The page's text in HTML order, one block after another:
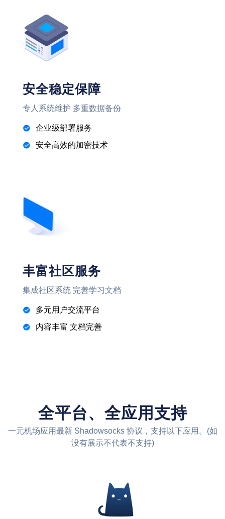
安全稳定保障
专人系统维护 多重数据备份
企业级部署服务
安全高效的加密技术
丰富社区服务
集成社区系统 完善学习文档
多元用户交流平台
内容丰富 文档完善
全平台、全应用支持
一元机场应用最新 Shadowsocks 协议，支持以下应用。(如
没有展示不代表不支持)